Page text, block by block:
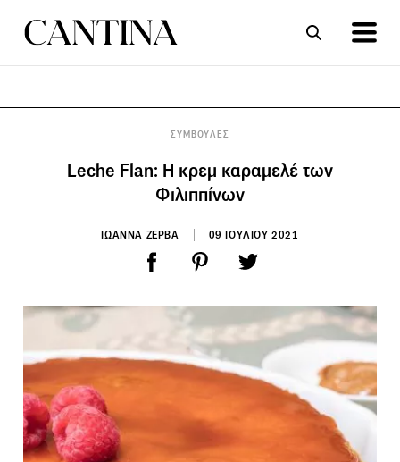
ΣΥΜΒΟΥΛΕΣ
Leche Flan: Η κρεμ καραμελέ των
Φιλιππίνων
ΙΩΑΝΝΑ ΖΕΡΒΑ 09 ΙΟΥΛΙΟΥ 2021